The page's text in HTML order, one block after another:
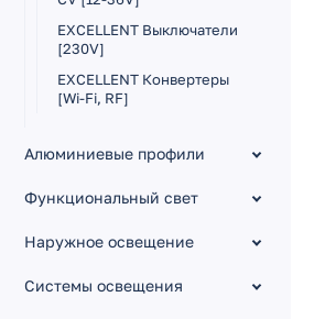
EXCELLENT Выключатели
[230V]
EXCELLENT Конвертеры
[Wi-Fi, RF]
Серия ZIGBEE
Серия COMFORT
[датчик]
Датчики движения
Алюминиевые профили
Функциональный свет
Наружное освещение
Системы освещения